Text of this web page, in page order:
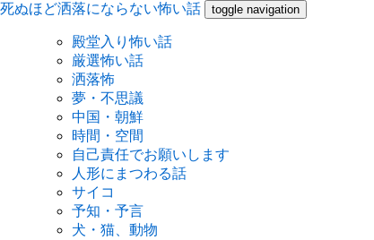
死ぬほど洒落にならない怖い話 toggle navigation
殿堂入り怖い話
厳選怖い話
洒落怖
夢・不思議
中国・朝鮮
時間・空間
自己責任でお願いします
人形にまつわる話
サイコ
予知・予言
犬・猫、動物